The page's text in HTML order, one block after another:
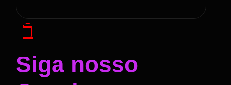
Siga nosso